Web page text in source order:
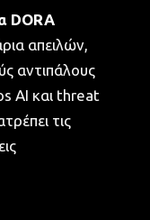
DORA
απειλών,
αντιπάλους
AI και threat
τις